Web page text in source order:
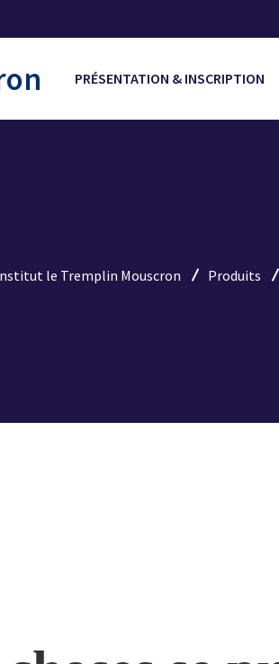
PRÉSENTATION & INSCRIPTION
le Tremplin Mouscron Produits